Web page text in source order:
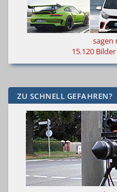
sagen
15.120
ZU SCHNELL GEFAHREN?